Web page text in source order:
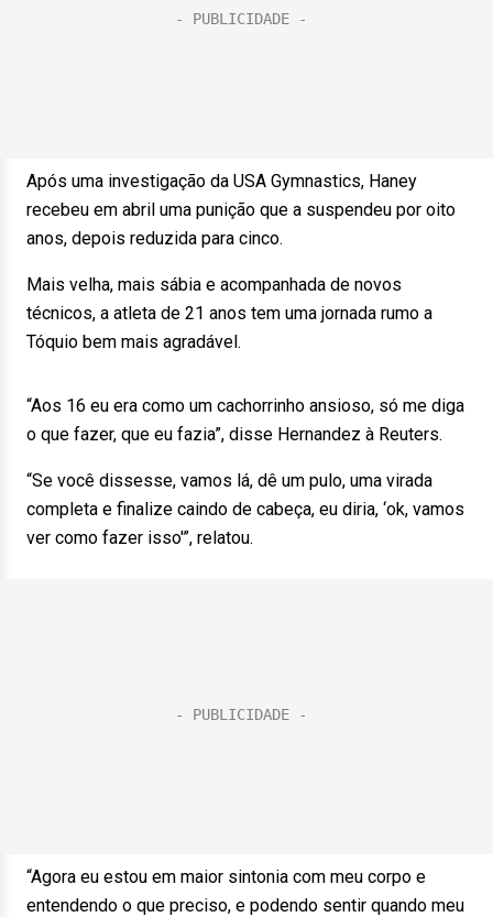
Após uma investigação da USA Gymnastics, Haney
recebeu em abril uma punição que a suspendeu por oito
anos, depois reduzida para cinco.
Mais velha, mais sábia e acompanhada de novos
técnicos, a atleta de 21 anos tem uma jornada rumo a
Tóquio bem mais agradável.
“Aos 16 eu era como um cachorrinho ansioso, só me diga
o que fazer, que eu fazia”, disse Hernandez à Reuters.
“Se você dissesse, vamos lá, dê um pulo, uma virada
completa e finalize caindo de cabeça, eu diria, ‘ok, vamos
ver como fazer isso'”, relatou.
“Agora eu estou em maior sintonia com meu corpo e
entendendo o que preciso, e podendo sentir quando meu